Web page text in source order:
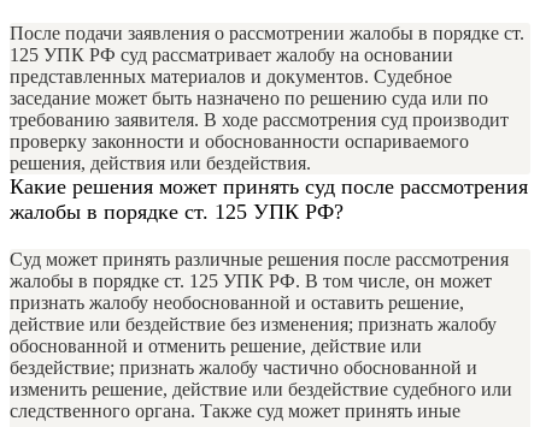
После подачи заявления о рассмотрении жалобы в порядке ст.
125 УПК РФ суд рассматривает жалобу на основании
представленных материалов и документов. Судебное
заседание может быть назначено по решению суда или по
требованию заявителя. В ходе рассмотрения суд производит
проверку законности и обоснованности оспариваемого
решения, действия или бездействия.
Какие решения может принять суд после рассмотрения
жалобы в порядке ст. 125 УПК РФ?
Суд может принять различные решения после рассмотрения
жалобы в порядке ст. 125 УПК РФ. В том числе, он может
признать жалобу необоснованной и оставить решение,
действие или бездействие без изменения; признать жалобу
обоснованной и отменить решение, действие или
бездействие; признать жалобу частично обоснованной и
изменить решение, действие или бездействие судебного или
следственного органа. Также суд может принять иные